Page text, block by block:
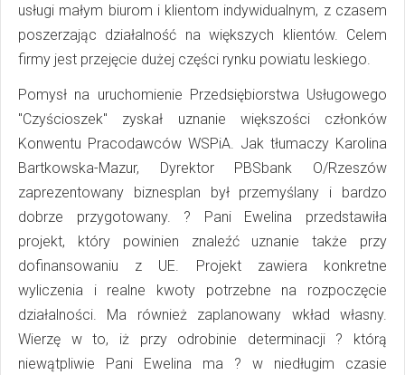
usługi małym biurom i klientom indywidualnym, z czasem
poszerzając działalność na większych klientów. Celem
firmy jest przejęcie dużej części rynku powiatu leskiego.
Pomysł na uruchomienie Przedsiębiorstwa Usługowego
"Czyścioszek" zyskał uznanie większości członków
Konwentu Pracodawców WSPiA. Jak tłumaczy Karolina
Bartkowska-Mazur, Dyrektor PBSbank O/Rzeszów
zaprezentowany biznesplan był przemyślany i bardzo
dobrze przygotowany. ? Pani Ewelina przedstawiła
projekt, który powinien znaleźć uznanie także przy
dofinansowaniu z UE. Projekt zawiera konkretne
wyliczenia i realne kwoty potrzebne na rozpoczęcie
działalności. Ma również zaplanowany wkład własny.
Wierzę w to, iż przy odrobinie determinacji ? którą
niewątpliwie Pani Ewelina ma ? w niedługim czasie